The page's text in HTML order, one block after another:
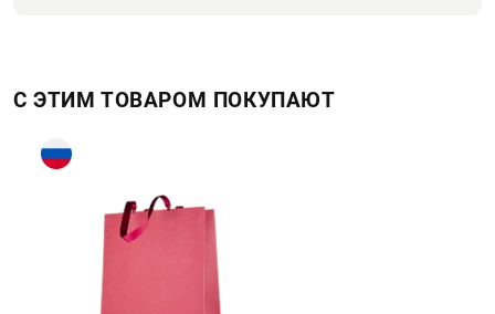
С ЭТИМ ТОВАРОМ ПОКУПАЮТ